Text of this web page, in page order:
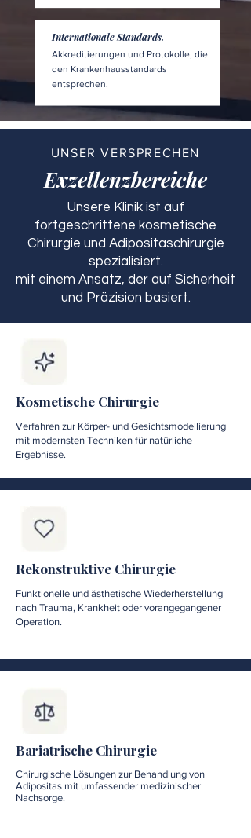
Internationale Standards.
Akkreditierungen und Protokolle, die
den Krankenhausstandards
entsprechen.
UNSER VERSPRECHEN
Exzellenzbereiche
Unsere Klinik ist auf
fortgeschrittene kosmetische
Chirurgie und Adipositaschirurgie
spezialisiert.
mit einem Ansatz, der auf Sicherheit
und Präzision basiert.
Kosmetische Chirurgie
Verfahren zur Körper- und Gesichtsmodellierung
mit modernsten Techniken für natürliche
Ergebnisse.
Rekonstruktive Chirurgie
Funktionelle und ästhetische Wiederherstellung
nach Trauma, Krankheit oder vorangegangener
Operation.
Bariatrische Chirurgie
Chirurgische Lösungen zur Behandlung von
Adipositas mit umfassender medizinischer
Nachsorge.